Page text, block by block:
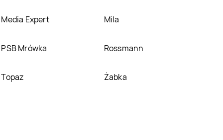
Media Expert Mila
PSB Mrówka Rossmann
Topaz Żabka